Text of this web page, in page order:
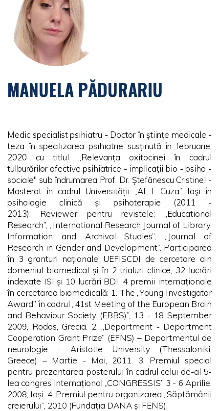
MANUELA PĂDURARIU
Medic specialist psihiatru - Doctor în științe medicale -
teza în specilizarea psihiatrie susținută în februarie,
2020 cu titlul „Relevanța oxitocinei în cadrul
tulburărilor afective psihiatrice - implicaţii bio - psiho -
sociale" sub îndrumarea Prof. Dr. Ștefănescu Cristinel -
Masterat în cadrul Universității „Al. I. Cuza” Iaşi în
psihologie clinică și psihoterapie (2011 -
2013); Reviewer pentru revistele: „Educational
Research”, „International Research Journal of Library,
Information and Archival Studies”, „Journal of
Research in Gender and Development”. Participarea
în 3 granturi naționale UEFISCDI de cercetare din
domeniul biomedical și în 2 trialuri clinice; 32 lucrări
indexate ISI și 10 lucrări BDI. 4 premii internaționale
în cercetarea biomedicală: 1. The „Young Investigator
Award” în cadrul „41st Meeting of the European Brain
and Behaviour Society (EBBS)”, 13 - 18 September
2009, Rodos, Grecia. 2. „Department - Department
Cooperation Grant Prize” (EFNS) – Departmentul de
neurologie - Aristotle University (Thessaloniki,
Greece) – Martie - Mai, 2011. 3. Premiul special
pentru prezentarea posterului în cadrul celui de-al 5-
lea congres internațional „CONGRESSIS” 3 - 6 Aprilie,
2008, Iași. 4. Premiul pentru organizarea „Săptămânii
creierului”, 2010 (Fundația DANA și FENS).